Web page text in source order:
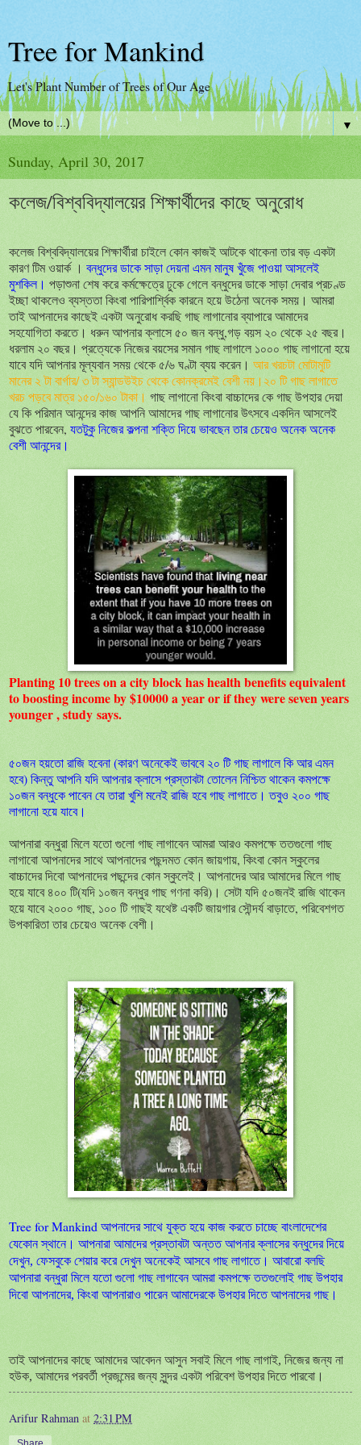
Tree for Mankind
Let's Plant Number of Trees of Our Age
▼
Sunday, April 30, 2017
কলেজ/বিশ্ববিদ্যালয়ের শিক্ষার্থীদের কাছে অনুরোধ
কলেজ বিশ্ববিদ্যালয়ের শিক্ষার্থীরা চাইলে কোন কাজই আটকে থাকেনা তার বড় একটা
কারণ টিম ওয়ার্ক । বন্ধুদের ডাকে সাড়া দেয়না এমন মানুষ খুঁজে পাওয়া আসলেই
মুশকিল। পড়াশুনা শেষ করে কর্মক্ষেত্রে ঢুকে গেলে বন্ধুদের ডাকে সাড়া দেবার প্রচণ্ড
ইচ্ছা থাকলেও ব্যস্ততা কিংবা পারিপার্শ্বিক কারনে হয়ে উঠেনা অনেক সময়। আমরা
তাই আপনাদের কাছেই একটা অনুরোধ করছি গাছ লাগানোর ব্যাপারে আমাদের
সহযোগিতা করতে। ধরুন আপনার ক্লাসে ৫০ জন বন্ধু,গড় বয়স ২০ থেকে ২৫ বছর।
ধরলাম ২০ বছর। প্রত্যেকে নিজের বয়সের সমান গাছ লাগালে ১০০০ গাছ লাগানো হয়ে
যাবে যদি আপনার মূল্যবান সময় থেকে ৫/৬ ঘণ্টা ব্যয় করেন। আর খরচটা মোটামুটি
মানের ২ টা বার্গার/ ৩ টা স্যান্ডউইচ থেকে কোনক্রমেই বেশী নয়।২০ টি গাছ লাগাতে
খরচ পড়বে মাত্র ১৫০/১৬০ টাকা। গাছ লাগানো কিংবা বাচ্চাদের কে গাছ উপহার দেয়া
যে কি পরিমান আনন্দের কাজ আপনি আমাদের গাছ লাগানোর উৎসবে একদিন আসলেই
বুঝতে পারবেন, যতটুকু নিজের কল্পনা শক্তি দিয়ে ভাবছেন তার চেয়েও অনেক অনেক
বেশী আনন্দের।
Planting 10 trees on a city block has health benefits equivalent
to boosting income by $10000 a year or if they were seven years
younger , study says.
৫০জন হয়তো রাজি হবেনা (কারণ অনেকেই ভাববে ২০ টি গাছ লাগালে কি আর এমন
হবে) কিন্তু আপনি যদি আপনার ক্লাসে প্রস্তাবটা তোলেন নিশ্চিত থাকেন কমপক্ষে
১০জন বন্ধুকে পাবেন যে তারা খুশি মনেই রাজি হবে গাছ লাগাতে। তবুও ২০০ গাছ
লাগানো হয়ে যাবে।
আপনারা বন্ধুরা মিলে যতো গুলো গাছ লাগাবেন আমরা আরও কমপক্ষে ততগুলো গাছ
লাগাবো আপনাদের সাথে আপনাদের পছন্দমত কোন জায়গায়, কিংবা কোন স্কুলের
বাচ্চাদের দিবো আপনাদের পছন্দের কোন স্কুলেই। আপনাদের আর আমাদের মিলে গাছ
হয়ে যাবে ৪০০ টি(যদি ১০জন বন্ধুর গাছ গণনা করি)। সেটা যদি ৫০জনই রাজি থাকেন
হয়ে যাবে ২০০০ গাছ, ১০০ টি গাছই যথেষ্ট একটি জায়গার সৌন্দর্য বাড়াতে, পরিবেশগত
উপকারিতা তার চেয়েও অনেক বেশী।
Tree for Mankind আপনাদের সাথে যুক্ত হয়ে কাজ করতে চাচ্ছে বাংলাদেশের
যেকোন স্থানে। আপনারা আমাদের প্রস্তাবটা অন্তত আপনার ক্লাসের বন্ধুদের দিয়ে
দেখুন, ফেসবুকে শেয়ার করে দেখুন অনেকেই আসবে গাছ লাগাতে। আবারো বলছি
আপনারা বন্ধুরা মিলে যতো গুলো গাছ লাগাবেন আমরা কমপক্ষে ততগুলোই গাছ উপহার
দিবো আপনাদের, কিংবা আপনারাও পারেন আমাদেরকে উপহার দিতে আপনাদের গাছ।
তাই আপনাদের কাছে আমাদের আবেদন আসুন সবাই মিলে গাছ লাগাই, নিজের জন্য না
হউক, আমাদের পরবর্তী প্রজন্মের জন্য সুন্দর একটা পরিবেশ উপহার দিতে পারবো।
Arifur Rahman at 2:31 PM